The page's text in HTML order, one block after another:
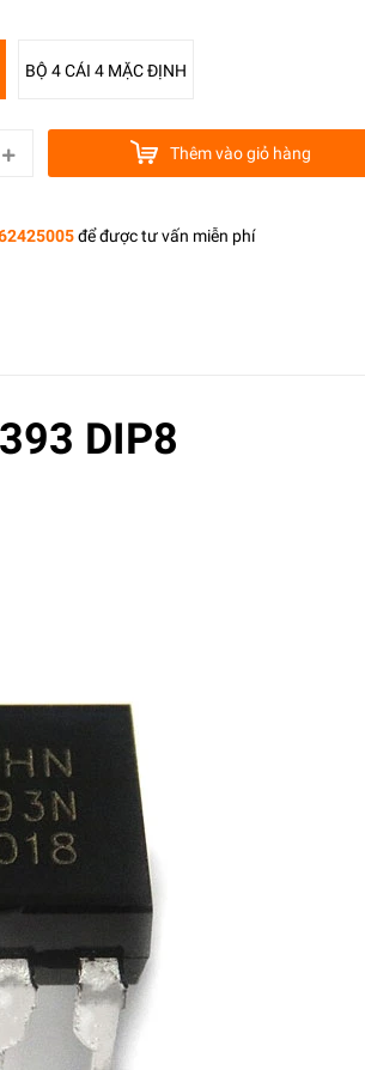
BỘ 4 CÁI 4 MẶC ĐỊNH
Thêm vào giỏ hàng
để được tư vấn miễn phí
DIP8